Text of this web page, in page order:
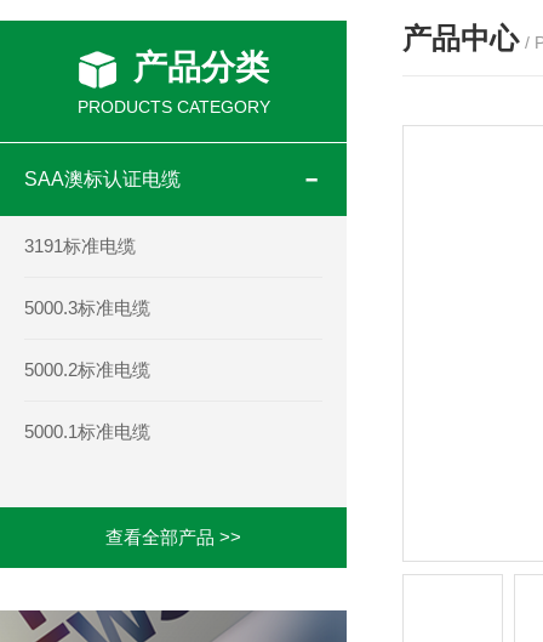
产品分类
PRODUCTS CATEGORY
SAA澳标认证电缆
3191标准电缆
5000.3标准电缆
5000.2标准电缆
5000.1标准电缆
查看全部产品 >>
产品中心 /